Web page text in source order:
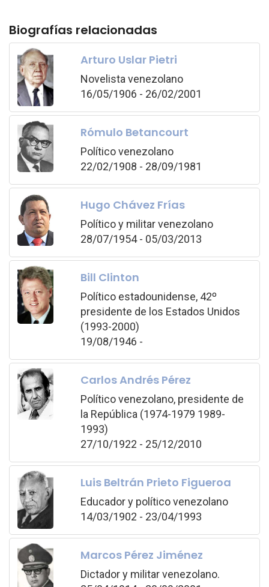
Biografías relacionadas
Arturo Uslar Pietri
Novelista venezolano
16/05/1906 - 26/02/2001
Rómulo Betancourt
Político venezolano
22/02/1908 - 28/09/1981
Hugo Chávez Frías
Político y militar venezolano
28/07/1954 - 05/03/2013
Bill Clinton
Político estadounidense, 42º
presidente de los Estados Unidos
(1993-2000)
19/08/1946 -
Carlos Andrés Pérez
Político venezolano, presidente de
la República (1974-1979 1989-
1993)
27/10/1922 - 25/12/2010
Luis Beltrán Prieto Figueroa
Educador y político venezolano
14/03/1902 - 23/04/1993
Marcos Pérez Jiménez
Dictador y militar venezolano.